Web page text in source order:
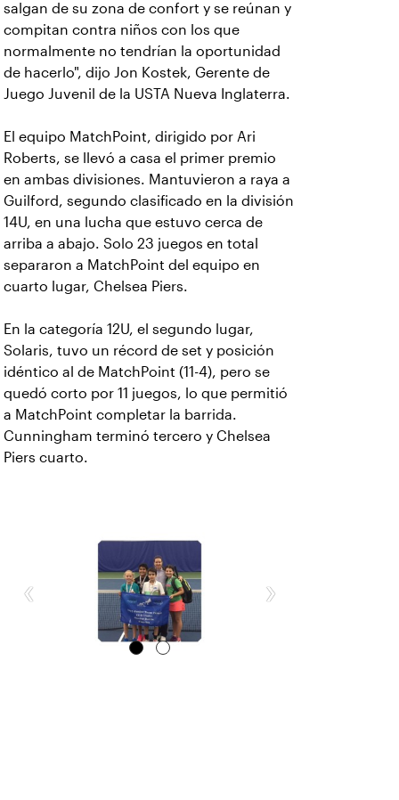
salgan de su zona de confort y se reúnan y
compitan contra niños con los que
normalmente no tendrían la oportunidad
de hacerlo", dijo Jon Kostek, Gerente de
Juego Juvenil de la USTA Nueva Inglaterra.
El equipo MatchPoint, dirigido por Ari
Roberts, se llevó a casa el primer premio
en ambas divisiones. Mantuvieron a raya a
Guilford, segundo clasificado en la división
14U, en una lucha que estuvo cerca de
arriba a abajo. Solo 23 juegos en total
separaron a MatchPoint del equipo en
cuarto lugar, Chelsea Piers.
En la categoría 12U, el segundo lugar,
Solaris, tuvo un récord de set y posición
idéntico al de MatchPoint (11-4), pero se
quedó corto por 11 juegos, lo que permitió
a MatchPoint completar la barrida.
Cunningham terminó tercero y Chelsea
Piers cuarto.
‹ ›